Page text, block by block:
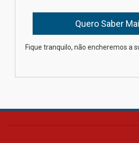
na educação
Fique tranquilo, não encheremos a